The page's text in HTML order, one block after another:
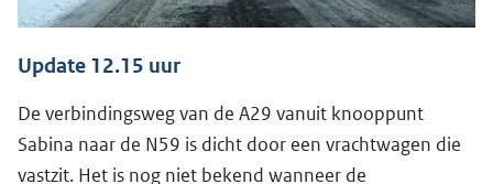
Update 12.15 uur
De verbindingsweg van de A29 vanuit knooppunt
Sabina naar de N59 is dicht door een vrachtwagen die
vastzit. Het is nog niet bekend wanneer de